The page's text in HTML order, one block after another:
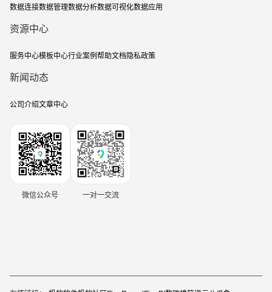
数据连接数据管理数据分析数据可视化数据应用
资源中心
服务中心模板中心行业案例帮助文档隐私政策
新闻动态
公司介绍文章中心
微信公众号 一对一交流